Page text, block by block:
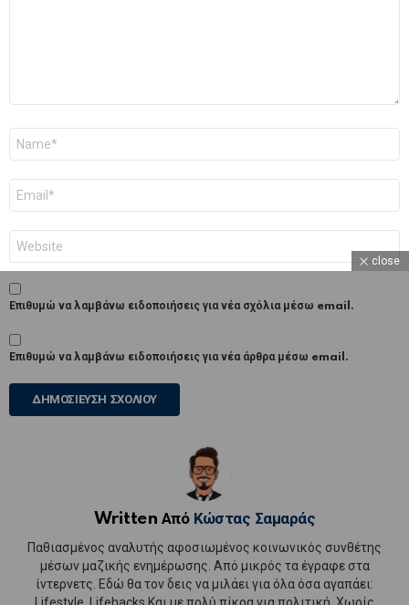
Επιθυμώ να λαμβάνω ειδοποιήσεις για νέα σχόλια μέσω email.
Επιθυμώ να λαμβάνω ειδοποιήσεις για νέα άρθρα μέσω email.
Written Από Κώστας Σαμαράς
Παθιασμένος αναλυτής αφοσιωμένος κοινωνικός συνθέτης
μέσων μαζικής ενημέρωσης. Από μικρός τα έγραφε στα
ίντερνετς. Εδώ θα τον δεις να μιλάει για όλα όσα αγαπάει:
Lifestyle, Lifehacks Και με πολύ πίκρα για πολιτική. Χωρίς
close